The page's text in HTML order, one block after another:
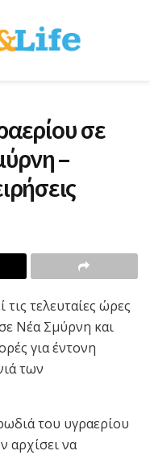
σε
–
τελευταίες ώρες
Νέα Σμύρνη και
για έντονη
των
του υγραερίου
αρχίσει να